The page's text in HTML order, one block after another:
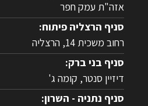
אזה"ת עמק חפר
סניף הרצליה פיתוח:
רחוב משכית 14, הרצליה
סניף בני ברק:
דיזיין סנטר, קומה ג'
סניף נתניה - השרון: